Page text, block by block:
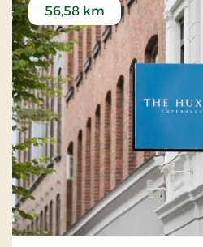
56,58 km